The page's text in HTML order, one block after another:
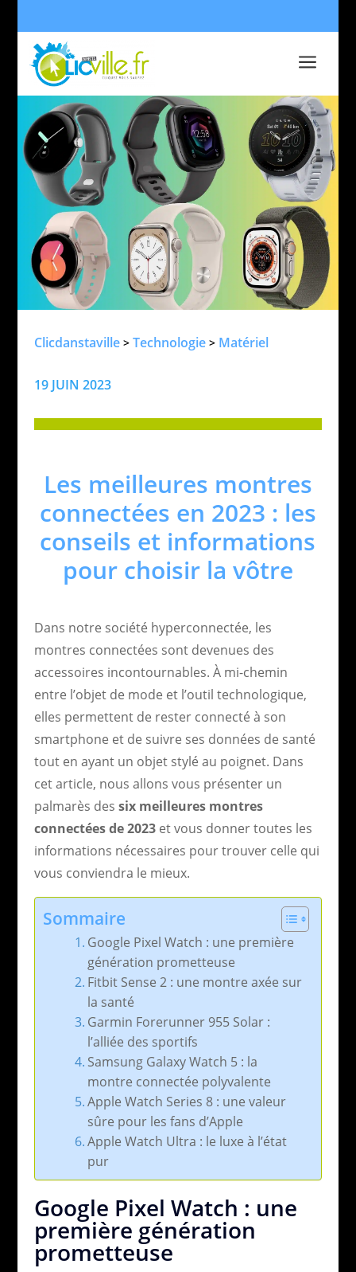
a
Clicdanstaville> Technologie> Matériel
19 JUIN 2023
Les meilleures montres
connectées en 2023 : les
conseils et informations
pour choisir la vôtre
Dans notre société hyperconnectée, les
montres connectées sont devenues des
accessoires incontournables. À mi-chemin
entre l’objet de mode et l’outil technologique,
elles permettent de rester connecté à son
smartphone et de suivre ses données de santé
tout en ayant un objet stylé au poignet. Dans
cet article, nous allons vous présenter un
palmarès des six meilleures montres
connectées de 2023et vous donner toutes les
informations nécessaires pour trouver celle qui
vous conviendra le mieux.
Sommaire
Google Pixel Watch : une première
génération prometteuse
Fitbit Sense 2 : une montre axée sur
la santé
Garmin Forerunner 955 Solar :
l’alliée des sportifs
Samsung Galaxy Watch 5 : la
montre connectée polyvalente
Apple Watch Series 8 : une valeur
sûre pour les fans d’Apple
Apple Watch Ultra : le luxe à l’état
pur
Google Pixel Watch : une
première génération
prometteuse